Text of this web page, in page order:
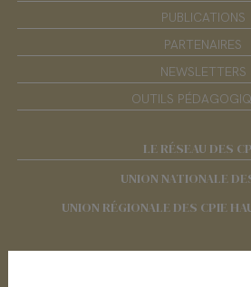
PUBLICATIONS
PARTENAIRES
NEWSLETTERS
OUTILS
LE RÉSEAU DES
UNION NATIONALE
UNION RÉGIONALE DES CPIE